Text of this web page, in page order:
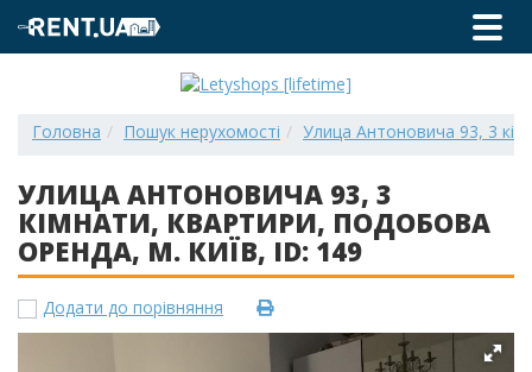
Головна Пошук нерухомості Улица Антоновича 93, 3
УЛИЦА АНТОНОВИЧА 93, 3
КІМНАТИ, КВАРТИРИ, ПОДОБОВА
ОРЕНДА, М. КИЇВ, ID: 149
Додати до порівняння